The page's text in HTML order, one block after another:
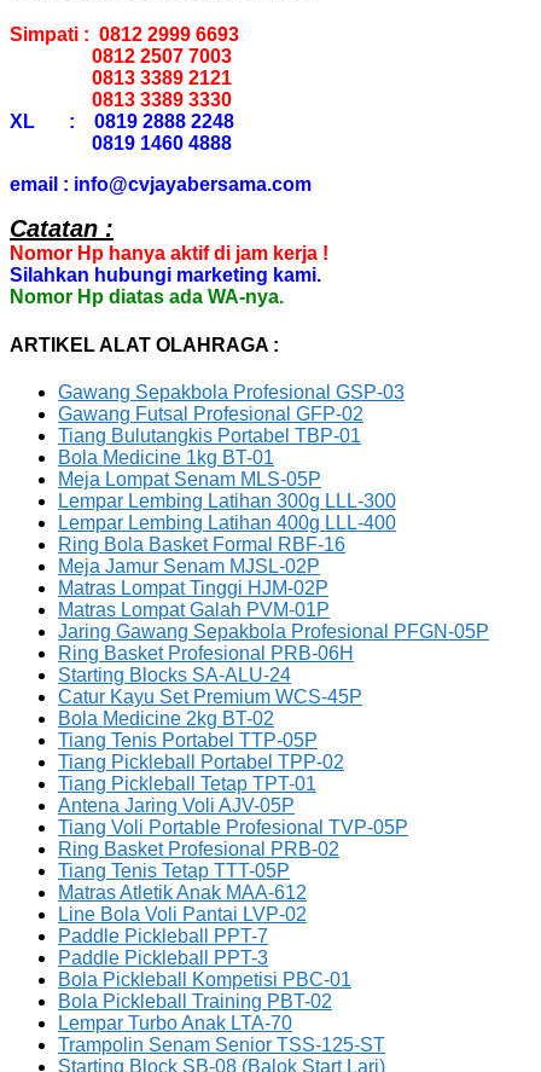
Simpati : 0812 2999 6693
0812 2507 7003
0813 3389 2121
0813 3389 3330
XL : 0819 2888 2248
0819 1460 4888
email : info@cvjayabersama.com
Catatan :
Nomor Hp hanya aktif di jam kerja !
Silahkan hubungi marketing kami.
Nomor Hp diatas ada WA-nya.
ARTIKEL ALAT OLAHRAGA :
Gawang Sepakbola Profesional GSP-03
Gawang Futsal Profesional GFP-02
Tiang Bulutangkis Portabel TBP-01
Bola Medicine 1kg BT-01
Meja Lompat Senam MLS-05P
Lempar Lembing Latihan 300g LLL-300
Lempar Lembing Latihan 400g LLL-400
Ring Bola Basket Formal RBF-16
Meja Jamur Senam MJSL-02P
Matras Lompat Tinggi HJM-02P
Matras Lompat Galah PVM-01P
Jaring Gawang Sepakbola Profesional PFGN-05P
Ring Basket Profesional PRB-06H
Starting Blocks SA-ALU-24
Catur Kayu Set Premium WCS-45P
Bola Medicine 2kg BT-02
Tiang Tenis Portabel TTP-05P
Tiang Pickleball Portabel TPP-02
Tiang Pickleball Tetap TPT-01
Antena Jaring Voli AJV-05P
Tiang Voli Portable Profesional TVP-05P
Ring Basket Profesional PRB-02
Tiang Tenis Tetap TTT-05P
Matras Atletik Anak MAA-612
Line Bola Voli Pantai LVP-02
Paddle Pickleball PPT-7
Paddle Pickleball PPT-3
Bola Pickleball Kompetisi PBC-01
Bola Pickleball Training PBT-02
Lempar Turbo Anak LTA-70
Trampolin Senam Senior TSS-125-ST
Starting Block SB-08 (Balok Start Lari)